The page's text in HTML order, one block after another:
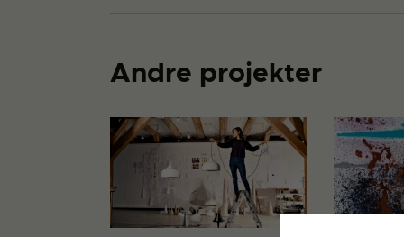
Andre projekter